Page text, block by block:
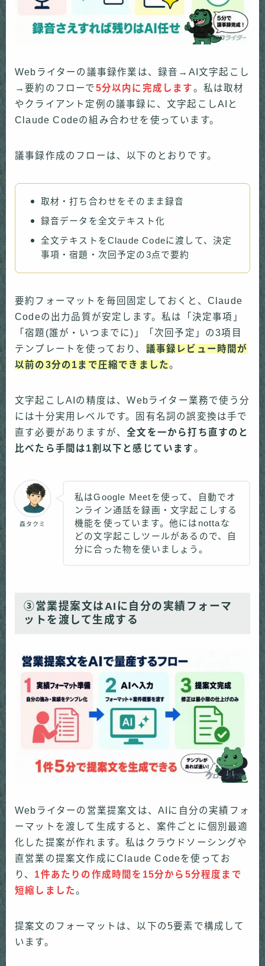
Webライターの議事録作業は、録音→AI文字起こし
→要約のフローで 5分以内に完成します。私は取材
やクライアント定例の議事録に、文字起こしAIと
Claude Codeの組み合わせを使っています。
議事録作成のフローは、以下のとおりです。
取材・打ち合わせをそのまま録音
録音データを全文テキスト化
全文テキストをClaude Codeに渡して、決定
事項・宿題・次回予定の3点で要約
要約フォーマットを毎回固定しておくと、Claude
Codeの出力品質が安定します。私は「決定事項」
「宿題(誰が・いつまでに)」「次回予定」の3項目
テンプレートを使っており、 議事録レビュー時間が
以前の3分の1まで圧縮できました。
文字起こしAIの精度は、Webライター業務で使う分
には十分実用レベルです。固有名詞の誤変換は手で
直す必要がありますが、全文を一から打ち直すのと
比べたら手間は1割以下と感じています。
森タクミ
私はGoogle Meetを使って、自動でオ
ンライン通話を録画・文字起こしする
機能を使っています。他にはnottaな
どの文字起こしツールがあるので、自
分に合った物を使いましょう。
③営業提案文はAIに自分の実績フォーマ
ットを渡して生成する
Webライターの営業提案文は、AIに自分の実績フォ
ーマットを渡して生成すると、案件ごとに個別最適
化した提案が作れます。私はクラウドソーシングや
直営業の提案文作成にClaude Codeを使ってお
り、 1件あたりの作成時間を15分から5分程度まで
短縮しました。
提案文のフォーマットは、以下の5要素で構成して
います。